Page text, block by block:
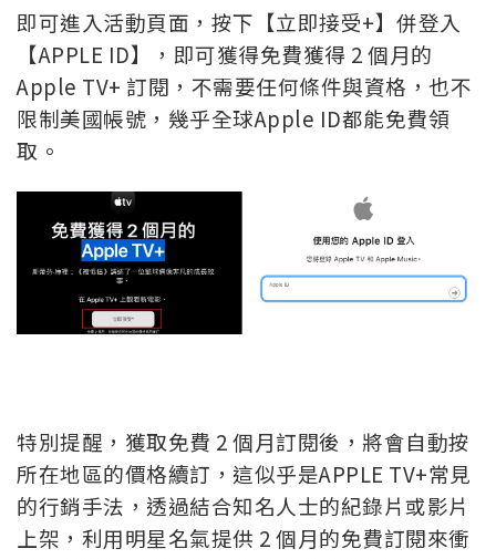
即可進入活動頁面，按下【立即接受+】併登入
【APPLE ID】，即可獲得免費獲得 2 個月的
Apple TV+ 訂閱，不需要任何條件與資格，也不
限制美國帳號，幾乎全球Apple ID都能免費領
取。
特別提醒，獲取免費 2 個月訂閱後，將會自動按
所在地區的價格續訂，這似乎是APPLE TV+常見
的行銷手法，透過結合知名人士的紀錄片或影片
上架，利用明星名氣提供 2 個月的免費訂閱來衝